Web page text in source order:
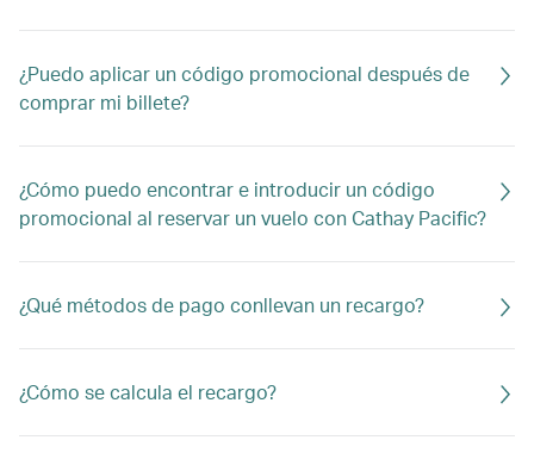
¿Puedo aplicar un código promocional después de
comprar mi billete?
¿Cómo puedo encontrar e introducir un código
promocional al reservar un vuelo con Cathay Pacific?
¿Qué métodos de pago conllevan un recargo?
¿Cómo se calcula el recargo?